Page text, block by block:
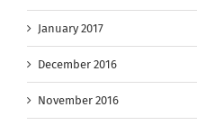
January 2017
December 2016
November 2016